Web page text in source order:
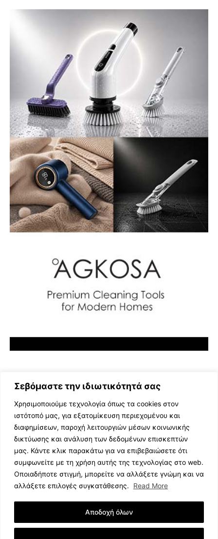
Σεβόμαστε την ιδιωτικότητά σας
Χρησιμοποιούμε τεχνολογία όπως τα cookies στον
ιστότοπό μας, για εξατομίκευση περιεχομένου και
διαφημίσεων, παροχή λειτουργιών μέσων κοινωνικής
δικτύωσης και ανάλυση των δεδομένων επισκεπτών
μας. Κάντε κλικ παρακάτω για να επιβεβαιώσετε ότι
συμφωνείτε με τη χρήση αυτής της τεχνολογίας στο web.
Οποιαδήποτε στιγμή, μπορείτε να αλλάξετε γνώμη και να
αλλάξετε επιλογές συγκατάθεσης.
Read More
Αποδοχή όλων
ΕΛΛΗΝΙΚΗ ΜΟΥΣΙΚΗ
TV SHOWS
EVENTS
ΘΕΑΤΡΟ
ΔΙΑΓΩΝΙΣΜΟΙ
STOA CULTURA
ΣΥΝΕΝΤΕΥΞΕΙΣ